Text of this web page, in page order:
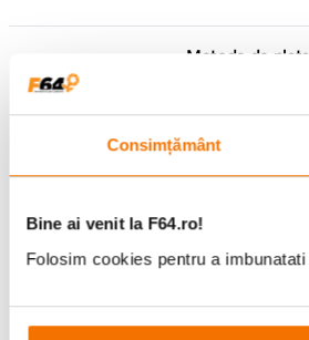
Consimțământ
Bine ai venit la F64.ro!
Folosim cookies pentru a
Metode de plata
Comenzi si suport
Showroom
Bd-ul Unirii 64, Bucuresti